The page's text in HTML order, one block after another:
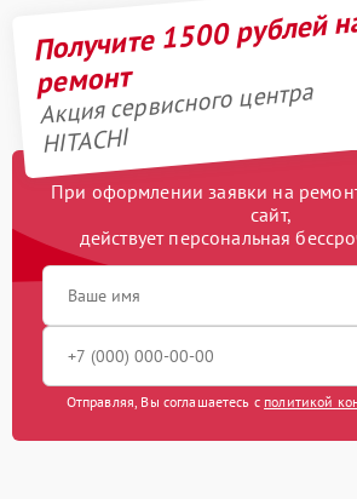
Получите 1500 рублей
ремонт
Акция сервисного центра
HITACHI
При оформлении заявки на
сайт,
действует персональная
Отправляя, Вы соглашаетесь с политикой